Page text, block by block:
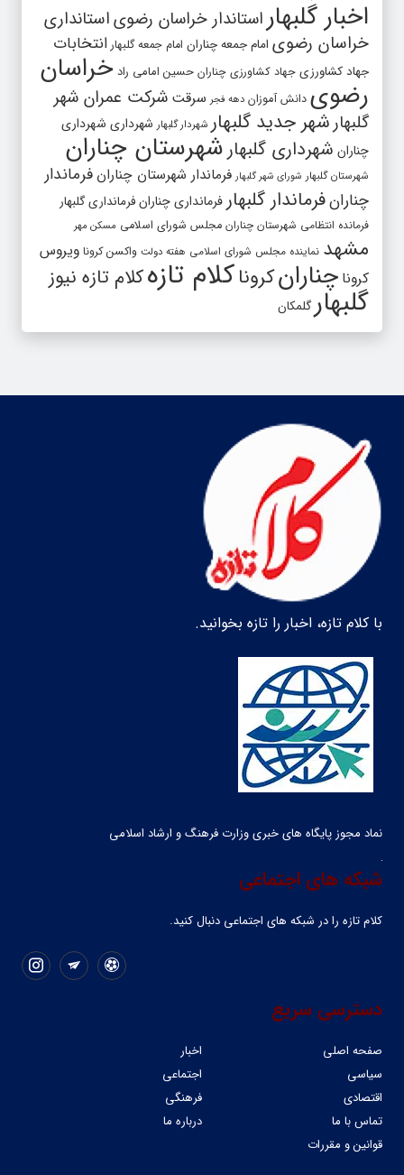
اخبار گلبهار استاندار خراسان رضویاستانداری
خراسان رضوی امام جمعه چناران امام جمعه گلبهار انتخابات
جهاد کشاورزی جهاد کشاورزی چناران حسین امامی راد خراسان
رضوی دانش آموزان دهه فجر سرقت شرکت عمران شهر
گلبهارشهر جدید گلبهار شهردار گلبهار شهرداری شهرداری
چناران شهرداری گلبهار شهرستان چناران
شهرستان گلبهار شورای شهر گلبهار فرماندار شهرستان چناران فرماندار
چنارانفرماندار گلبهار فرمانداری چنارانفرمانداری گلبهار
فرمانده انتظامی شهرستان چناران مجلس شورای اسلامی مسکن مهر
مشهد نماینده مجلس شورای اسلامی هفته دولت واکسن کرونا ویروس
کرونا چنارانکروناکلام تازهکلام تازه نیوز
گلبهارگلمکان
با کلام تازه، اخبار را تازه بخوانید.
نماد مجوز پایگاه های خبری وزارت فرهنگ و ارشاد اسلامی
شبکه های اجتماعی
کلام تازه را در شبکه ‌های اجتماعی دنبال کنید.
دسترسی سریع
صفحه اصلی
اخبار
سیاسی
اجتماعی
اقتصادی
فرهنگی
تماس با ما
درباره ما
قوانین و مقررات